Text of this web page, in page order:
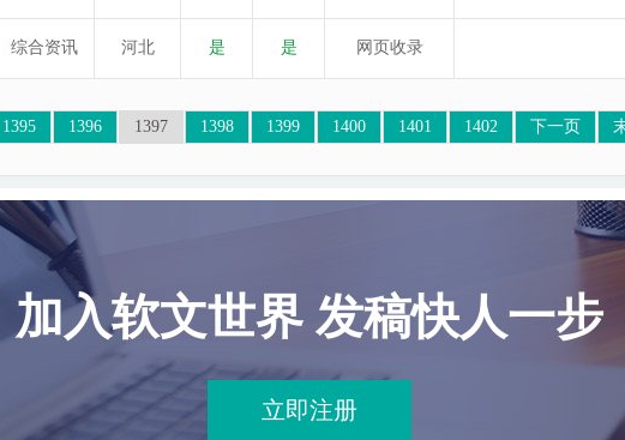
综合资讯 河北 是 是 网页收录
1395 1396 1397 1398 1399 1400 1401 1402 下一页
加入软文世界 发稿快人一步
立即注册